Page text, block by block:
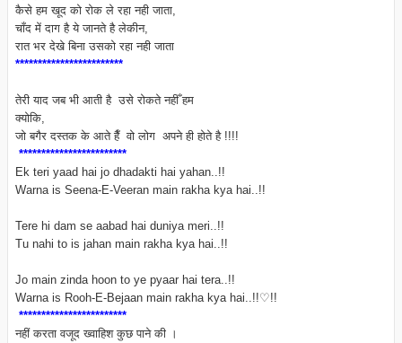
कैसे हम खूद को रोक ले रहा नही जाता,
चाँद में दाग है ये जानते है लेकीन,
रात भर देखे बिना उसको रहा नही जाता
************************
तेरी याद जब भी आती है उसे रोकते नहीँ हम
क्योकि,
जो बगैर दस्तक के आते हैँ वो लोग अपने ही होते है !!!!
************************
Ek teri yaad hai jo dhadakti hai yahan..!!
Warna is Seena-E-Veeran main rakha kya hai..!!
Tere hi dam se aabad hai duniya meri..!!
Tu nahi to is jahan main rakha kya hai..!!
Jo main zinda hoon to ye pyaar hai tera..!!
Warna is Rooh-E-Bejaan main rakha kya hai. .!!♡!!
************************
नहीं करता वजूद ख्वाहिश कुछ पाने की ।